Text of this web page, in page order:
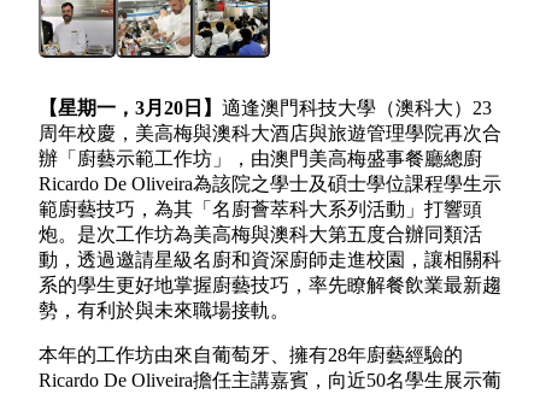
【星期一， 3月 20 日】 適逢澳門科技大學（澳科大）23
周年校慶，美高梅與澳科大酒店與旅遊管理學院再次合
辦「廚藝示範工作坊」，由澳門美高梅盛事餐廳總廚
Ricardo De Oliveira為該院之學士及碩士學位課程學生示
範廚藝技巧，為其「名廚薈萃科大系列活動」打響頭
炮。是次工作坊為美高梅與澳科大第五度合辦同類活
動，透過邀請星級名廚和資深廚師走進校園，讓相關科
系的學生更好地掌握廚藝技巧，率先瞭解餐飲業最新趨
勢，有利於與未來職場接軌。
本年的工作坊由來自葡萄牙、擁有28年廚藝經驗的
Ricardo De Oliveira擔任主講嘉賓，向近50名學生展示葡